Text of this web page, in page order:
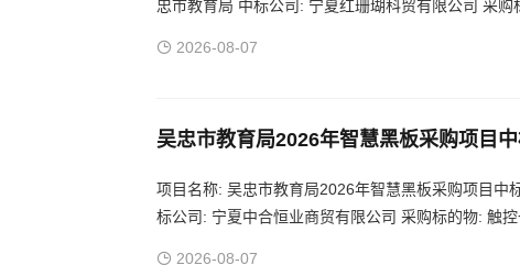
忠市教育局 中标公司: 宁夏红珊瑚科贸有限公司 采
2026-08-07
吴忠市教育局2026年智慧黑板采购项目
项目名称: 吴忠市教育局2026年智慧黑板采购项目
标公司: 宁夏中合恒业商贸有限公司 采购标的物: 触
2026-08-07